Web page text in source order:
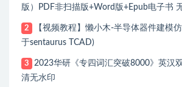
版）PDF非扫描版+Word版+Epub电子书
2
【视频教程】懒小木-半导体器件建模
于sentaurus TCAD)
3
2023华研《专四词汇突破8000》英汉
清无水印